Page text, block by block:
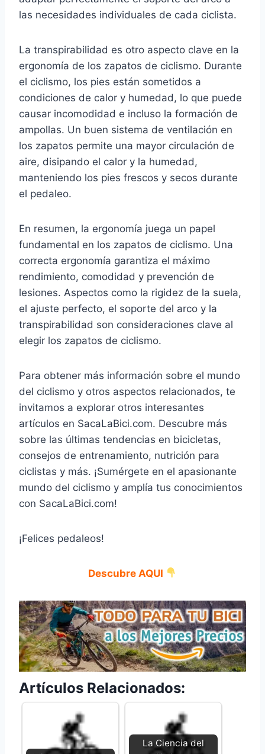
las necesidades individuales de cada ciclista.
La transpirabilidad es otro aspecto clave en la
ergonomía de los zapatos de ciclismo. Durante
el ciclismo, los pies están sometidos a
condiciones de calor y humedad, lo que puede
causar incomodidad e incluso la formación de
ampollas. Un buen sistema de ventilación en
los zapatos permite una mayor circulación de
aire, disipando el calor y la humedad,
manteniendo los pies frescos y secos durante
el pedaleo.
En resumen, la ergonomía juega un papel
fundamental en los zapatos de ciclismo. Una
correcta ergonomía garantiza el máximo
rendimiento, comodidad y prevención de
lesiones. Aspectos como la rigidez de la suela,
el ajuste perfecto, el soporte del arco y la
transpirabilidad son consideraciones clave al
elegir los zapatos de ciclismo.
Para obtener más información sobre el mundo
del ciclismo y otros aspectos relacionados, te
invitamos a explorar otros interesantes
artículos en SacaLaBici.com. Descubre más
sobre las últimas tendencias en bicicletas,
consejos de entrenamiento, nutrición para
ciclistas y más. ¡Sumérgete en el apasionante
mundo del ciclismo y amplía tus conocimientos
con SacaLaBici.com!
¡Felices pedaleos!
Descubre AQUI
Artículos Relacionados:
La Ciencia del